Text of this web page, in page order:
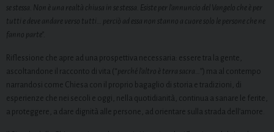
se stessa. Non è una realtà chiusa in se stessa. Esiste per l’annuncio del Vangelo che è per
tutti e deve andare verso tutti… perciò ad essa non stanno a cuore solo le persone che ne
fanno parte”.
Riflessione che apre ad una prospettiva necessaria: essere tra la gente,
ascoltandone il racconto di vita (“perché l’altro è terra sacra… ”) ma al contempo
narrandosi come Chiesa con il proprio bagaglio di storia e tradizioni, di
esperienze che nei secoli e oggi, nella quotidianità, continua a sanare le ferite,
a proteggere, a dare dignità alle persone, ad orientare sulla strada dell’amore.